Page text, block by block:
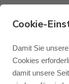
Monitor
Blog
Cookie-
Damit Sie
Cookies
damit unsere